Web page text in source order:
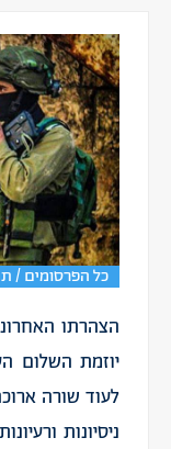
כל הפרסומים /
הצהרתו
יוזמת השלום
לעוד שורה
ניסיונות